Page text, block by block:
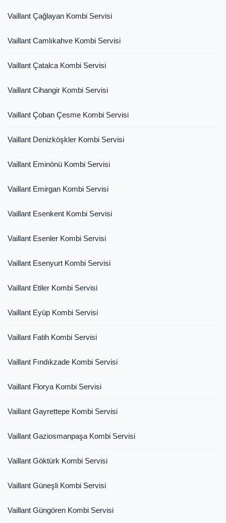
Vaillant Çağlayan Kombi Servisi
Vaillant Camlıkahve Kombi Servisi
Vaillant Çatalca Kombi Servisi
Vaillant Cihangir Kombi Servisi
Vaillant Çoban Çesme Kombi Servisi
Vaillant Denizköşkler Kombi Servisi
Vaillant Eminönü Kombi Servisi
Vaillant Emirgan Kombi Servisi
Vaillant Esenkent Kombi Servisi
Vaillant Esenler Kombi Servisi
Vaillant Esenyurt Kombi Servisi
Vaillant Etiler Kombi Servisi
Vaillant Eyüp Kombi Servisi
Vaillant Fatih Kombi Servisi
Vaillant Fındıkzade Kombi Servisi
Vaillant Florya Kombi Servisi
Vaillant Gayrettepe Kombi Servisi
Vaillant Gaziosmanpaşa Kombi Servisi
Vaillant Göktürk Kombi Servisi
Vaillant Güneşli Kombi Servisi
Vaillant Güngören Kombi Servisi